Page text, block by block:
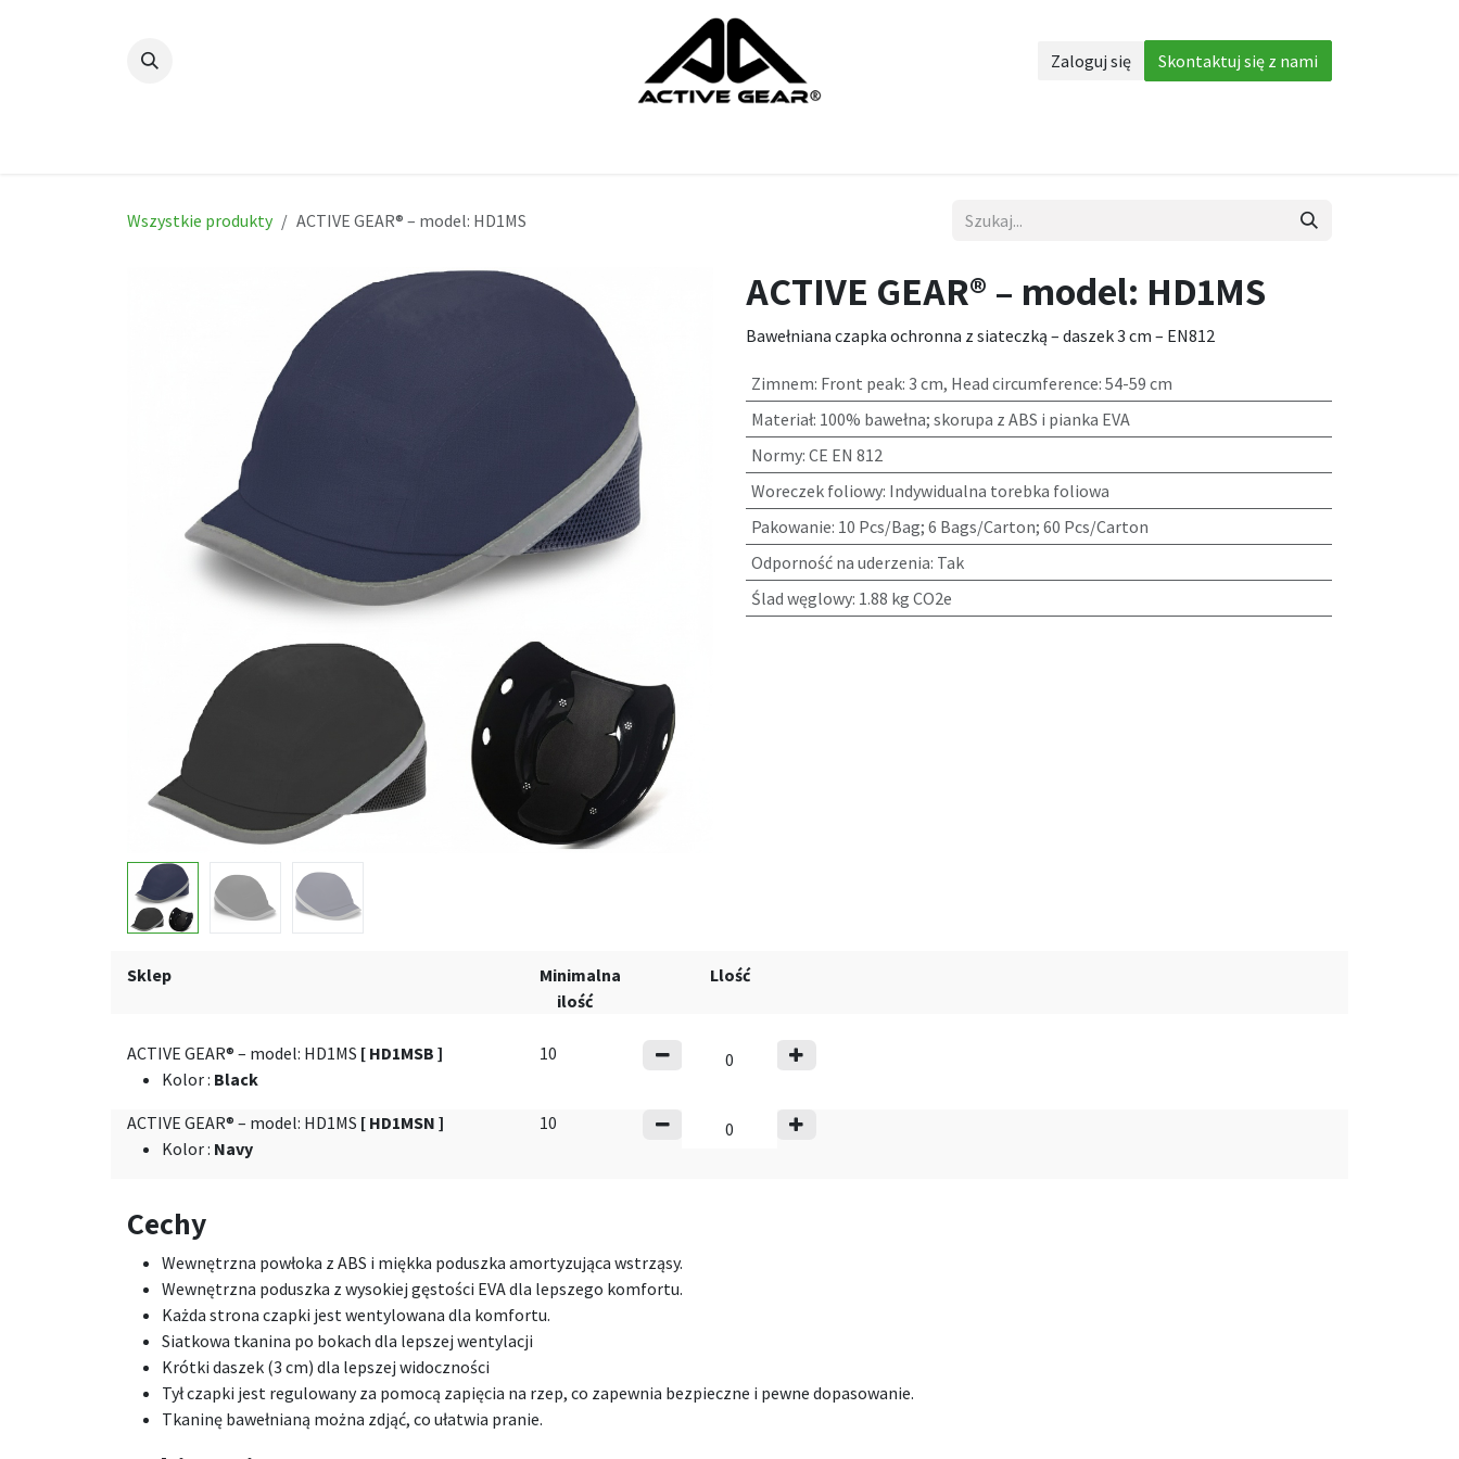
Zaloguj się Skontaktuj się z nami
Wszystkie produkty ACTIVE GEAR® – model: HD1MS
ACTIVE GEAR® – model: HD1MS
Bawełniana czapka ochronna z siateczką – daszek 3 cm – EN812
Zimnem: Front peak: 3 cm, Head circumference: 54-59 cm
Materiał: 100% bawełna; skorupa z ABS i pianka EVA
Normy: CE EN 812
Woreczek foliowy: Indywidualna torebka foliowa
Pakowanie: 10 Pcs/Bag; 6 Bags/Carton; 60 Pcs/Carton
Odporność na uderzenia: Tak
Ślad węglowy: 1.88 kg CO2e
Sklep
Minimalna
ilość
Llość
ACTIVE GEAR® – model: HD1MS [ HD1MSB ]
Kolor: Black
10
ACTIVE GEAR® – model: HD1MS [ HD1MSN ]
Kolor: Navy
10
Cechy
Wewnętrzna powłoka z ABS i miękka poduszka amortyzująca wstrząsy.
Wewnętrzna poduszka z wysokiej gęstości EVA dla lepszego komfortu.
Każda strona czapki jest wentylowana dla komfortu.
Siatkowa tkanina po bokach dla lepszej wentylacji
Krótki daszek (3 cm) dla lepszej widoczności
Tył czapki jest regulowany za pomocą zapięcia na rzep, co zapewnia bezpieczne i pewne dopasowanie.
Tkaninę bawełnianą można zdjąć, co ułatwia pranie.